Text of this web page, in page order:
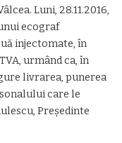
Luni, 28.11.2016,
ecograf
injectomate, în
urmând ca, în
livrarea, punerea
care le
Preşedinte